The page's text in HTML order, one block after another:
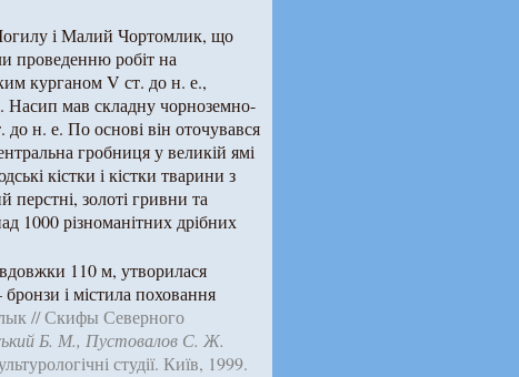
і Малий Чортомлик, що
проведенню робіт на
курганом V ст. до н. е.,
Насип мав складну чорноземно-
до н. е. По основі він оточувався
гробниця у великій ямі
кістки і кістки тварини з
перстні, золоті гривни та
1000 різноманітних дрібних
110 м, утворилася
бронзи і містила поховання
// Скифы Северного
Б. М., Пустовалов С. Ж.
студії. Київ, 1999.